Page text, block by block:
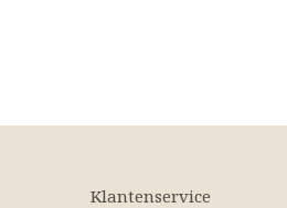
Klantenservice